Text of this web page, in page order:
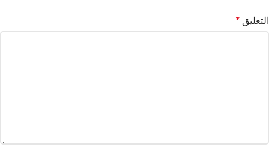
التعليق *